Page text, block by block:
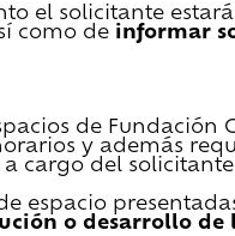
el solicitante
como de informar
de
y además
cargo del
espacio
o desarrollo de